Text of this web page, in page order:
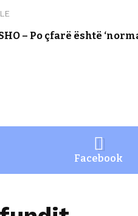
– Po çfarë është
Facebook